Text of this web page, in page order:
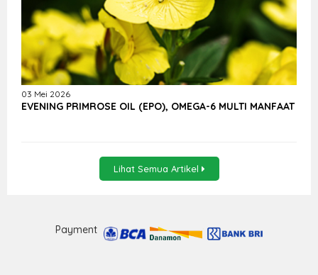
03 Mei 2026
EVENING PRIMROSE OIL (EPO), OMEGA-6 MULTI MANFAAT
Lihat Semua Artikel
Payment